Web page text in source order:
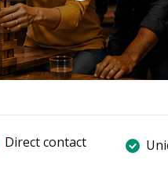
Direct contact